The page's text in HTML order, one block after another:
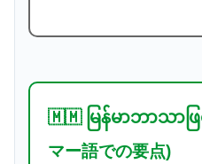
🇲🇲 မြန်မာဘာသာဖြ
マー語での要点)